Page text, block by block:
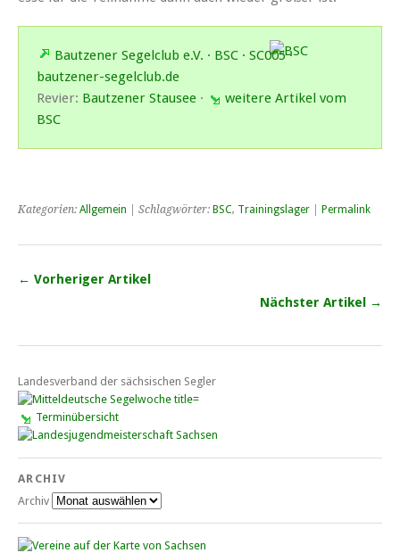
Bautzener Segelclub e.V. · BSC · SC005 ·
bautzener-segelclub.de
Revier: Bautzener Stausee ·
weitere Artikel vom
BSC
Kategorien: Allgemein | Schlagwörter: BSC, Trainingslager Permalink
← Vorheriger Artikel
Nächster Artikel →
Landesverband der sächsischen Segler
Terminübersicht
ARCHIV
Archiv